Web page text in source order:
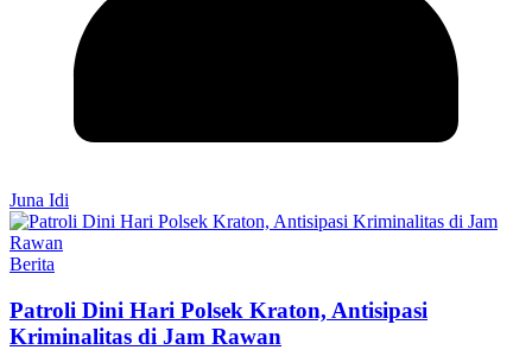
Juna Idi
Berita
Patroli Dini Hari Polsek Kraton, Antisipasi
Kriminalitas di Jam Rawan